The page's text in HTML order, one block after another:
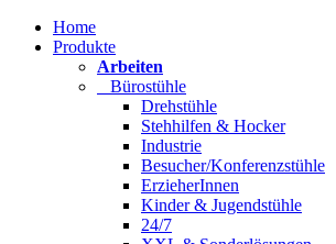
Home
Produkte
Arbeiten
Bürostühle
Drehstühle
Stehhilfen & Hocker
Industrie
Besucher/Konferenzstühle
ErzieherInnen
Kinder & Jugendstühle
24/7